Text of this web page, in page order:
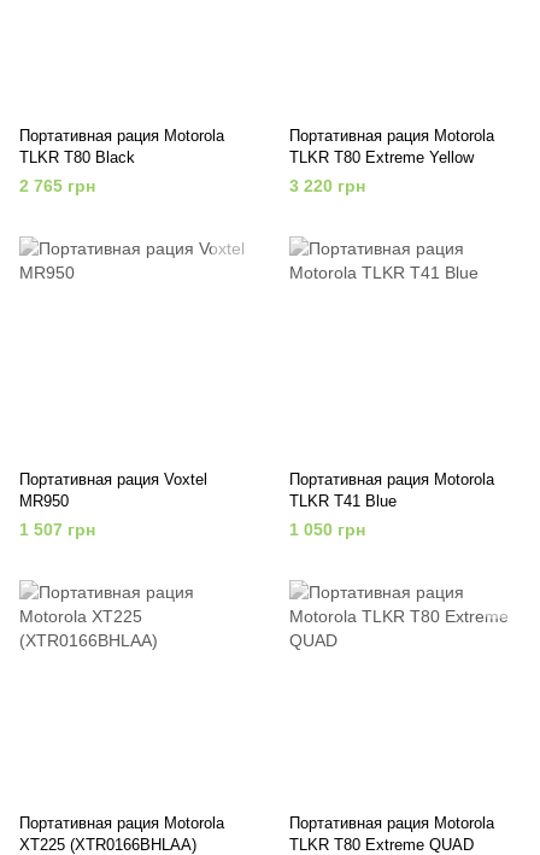
Портативная рация Motorola
TLKR T80 Black
2 765 грн
Портативная рация Motorola
TLKR T80 Extreme Yellow
3 220 грн
Портативная рация Voxtel
MR950
1 507 грн
Портативная рация Motorola
TLKR T41 Blue
1 050 грн
Портативная рация Motorola
XT225 (XTR0166BHLAA)
Портативная рация Motorola
TLKR T80 Extreme QUAD